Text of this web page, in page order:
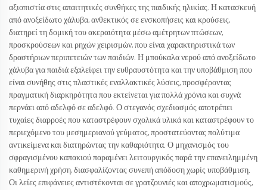
αξιοπιστία στις απαιτητικές συνθήκες της παιδικής ηλικίας. Η κατασκευή
από ανοξείδωτο χάλυβα, ανθεκτικός σε ενσκοπήσεις και κρούσεις,
διατηρεί τη δομική του ακεραιότητα μέσω αμέτρητων πτώσεων,
προσκρούσεων και ρηχών χειρισμών, που είναι χαρακτηριστικά των
δραστήριων περιπετειών των παιδιών. Η μπούκαλα νερού από ανοξείδωτο
χάλυβα για παιδιά εξαλείφει την ευθραυστότητα και την υποβάθμιση που
είναι συνήθης στις πλαστικές εναλλακτικές λύσεις, προσφέροντας
πραγματική διαρκηρότητα που εκτείνεται για πολλά χρόνια και συχνά
περνάει από αδελφό σε αδελφό. Ο στεγανός σχεδιασμός αποτρέπει
τυχαίες διαρροές που καταστρέφουν σχολικά υλικά και καταστρέφουν το
περιεχόμενο του μεσημεριανού γεύματος, προστατεύοντας πολύτιμα
αντικείμενα και διατηρώντας την καθαριότητα. Ο μηχανισμός του
σφραγισμένου καπακιού παραμένει λειτουργικός παρά την επανειλημμένη
καθημερινή χρήση, διασφαλίζοντας συνεπή απόδοση χωρίς υποβάθμιση.
Οι λείες επιφάνειες αντιστέκονται σε γρατζουνιές και αποχρωματισμούς,